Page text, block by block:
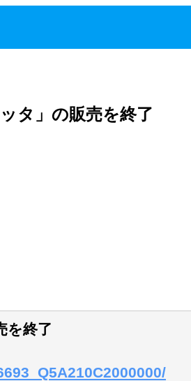
タ」の販売を終了
を終了